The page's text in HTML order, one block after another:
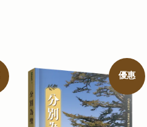
優惠